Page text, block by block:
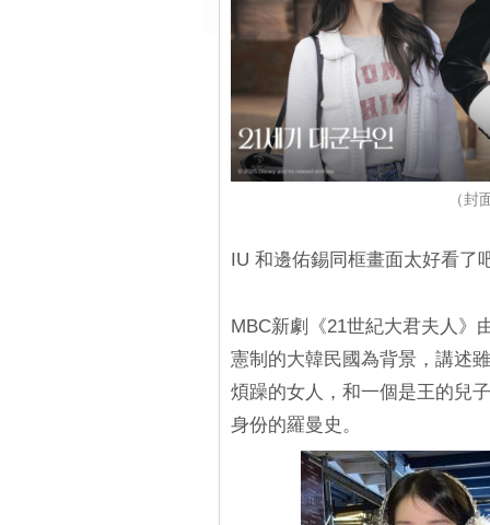
（封
IU 和邊佑錫同框畫面太好看
MBC新劇《21世紀大君夫人》
憲制的大韓民國為背景，講述
煩躁的女人，和一個是王的兒
身份的羅曼史。